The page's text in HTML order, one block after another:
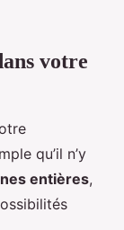
votre
qu’il n’y
entières,